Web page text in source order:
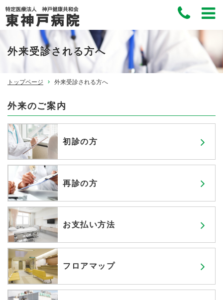
外来受診される方へ
トップページ 外来受診される方へ
外来のご案内
初診の⽅
再診の⽅
お⽀払い⽅法
フロアマップ